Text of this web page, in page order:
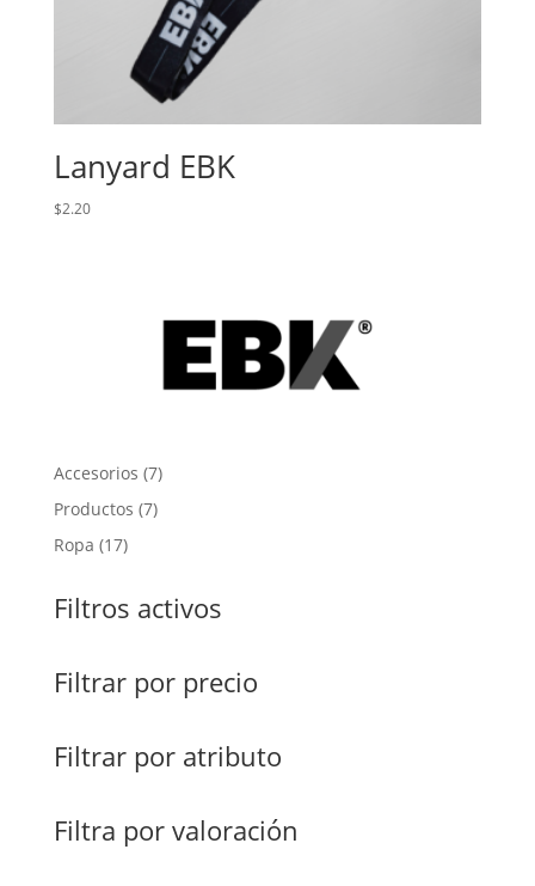
Lanyard EBK
$2.20
Accesorios 77
productos
Productos 77
Ropa 1717
Filtros activos
Filtrar por precio
Filtrar por atributo
Filtra por valoración